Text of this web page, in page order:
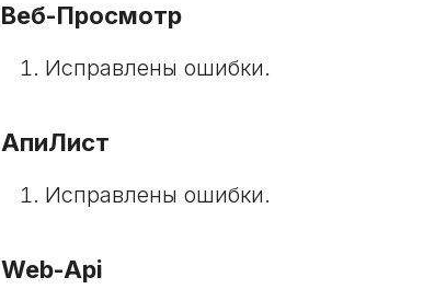
Веб-Просмотр
Исправлены ошибки.
АпиЛист
Исправлены ошибки.
Web-Api